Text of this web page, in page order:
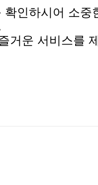
확인하시어 소중
거운 서비스를